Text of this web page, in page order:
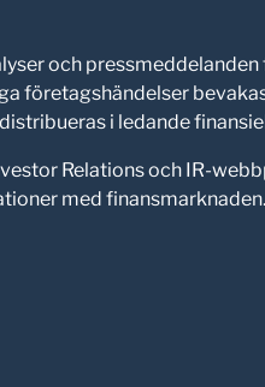
och pressmeddelanden
företagshändelser
i ledande
Relations och IR-
med finansmarknaden.